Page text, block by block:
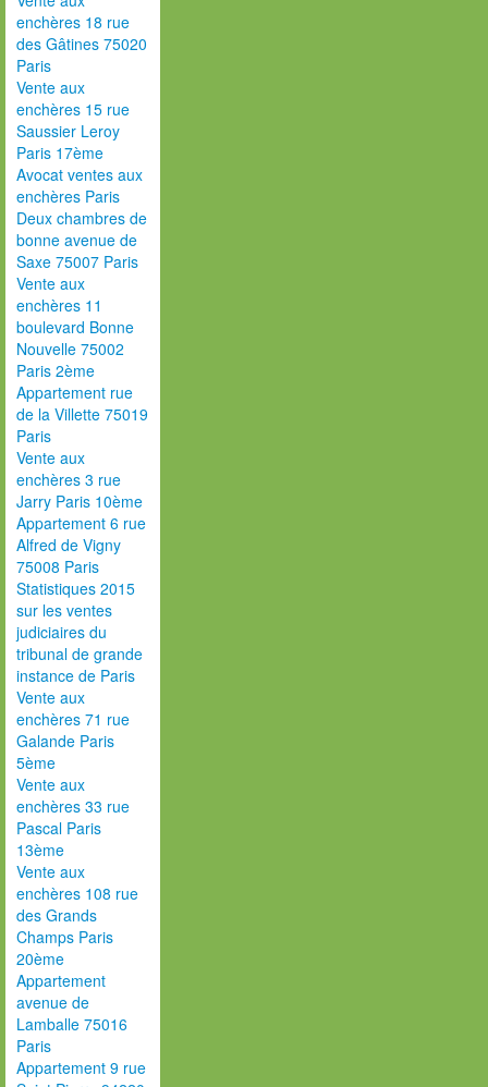
enchères 18 rue
des Gâtines 75020
Paris
Vente aux
enchères 15 rue
Saussier Leroy
Paris 17ème
Avocat ventes aux
enchères Paris
Deux chambres de
bonne avenue de
Saxe 75007 Paris
Vente aux
enchères 11
boulevard Bonne
Nouvelle 75002
Paris 2ème
Appartement rue
de la Villette 75019
Paris
Vente aux
enchères 3 rue
Jarry Paris 10ème
Appartement 6 rue
Alfred de Vigny
75008 Paris
Statistiques 2015
sur les ventes
judiciaires du
tribunal de grande
instance de Paris
Vente aux
enchères 71 rue
Galande Paris
5ème
Vente aux
enchères 33 rue
Pascal Paris
13ème
Vente aux
enchères 108 rue
des Grands
Champs Paris
20ème
Appartement
avenue de
Lamballe 75016
Paris
Appartement 9 rue